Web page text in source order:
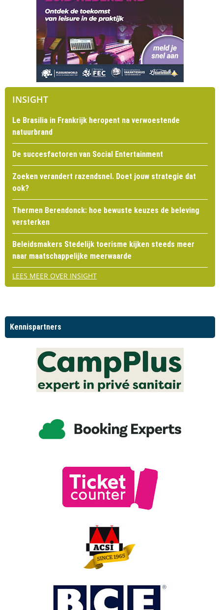
INSIGHT
Le Brasilia in Frankrijk heropent na verwoestende
natuurbrand
De succesfactoren van Social Entertainment
Zoeken verandert razendsnel. Doet jouw strategie dat
ook?
Thermen Berendonck: hoe bewuste keuzes de beleving
versterken
Beleidsmakers Stedelijk toerisme kijken steeds meer
naar maatschappelijke meerwaarde
LEES MEER OVER INSIGHT
Kennispartners